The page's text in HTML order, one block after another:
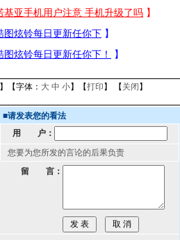
】【字体： 大 中 小】【打印 】 【 关闭 】
■请发表您的看法
用 户：
您要为您所发的言论的后果负责
留 言：